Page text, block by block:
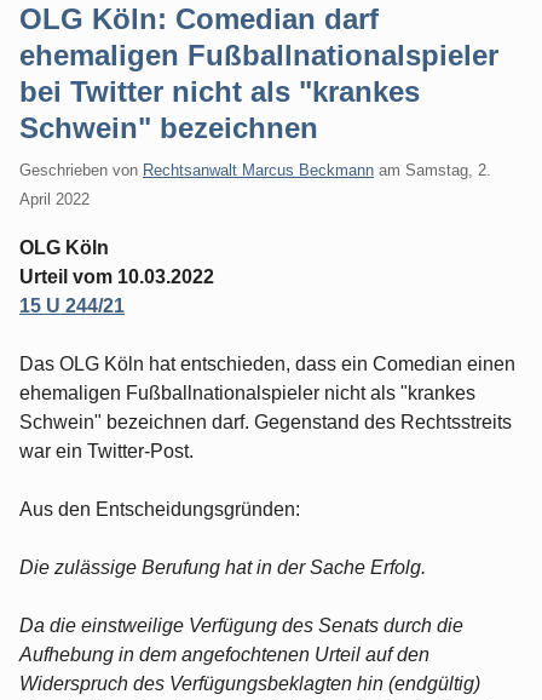
OLG Köln: Comedian darf
ehemaligen Fußballnationalspieler
bei Twitter nicht als "krankes
Schwein" bezeichnen
Geschrieben von Rechtsanwalt Marcus Beckmann am Samstag, 2.
April 2022
OLG Köln
Urteil vom 10.03.2022
15 U 244/21
Das OLG Köln hat entschieden, dass ein Comedian einen
ehemaligen Fußballnationalspieler nicht als "krankes
Schwein" bezeichnen darf. Gegenstand des Rechtsstreits
war ein Twitter-Post.
Aus den Entscheidungsgründen:
Die zulässige Berufung hat in der Sache Erfolg.
Da die einstweilige Verfügung des Senats durch die
Aufhebung in dem angefochtenen Urteil auf den
Widerspruch des Verfügungsbeklagten hin (endgültig)